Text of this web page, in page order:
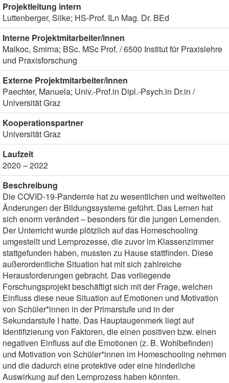
Projektleitung intern
Luttenberger, Silke; HS-Prof. ILn Mag. Dr. BEd
Interne Projektmitarbeiter/innen
Malkoc, Smirna; BSc. MSc Prof. / 6500 Institut für Praxislehre
und Praxisforschung
Externe Projektmitarbeiter/innen
Paechter, Manuela; Univ.-Prof.in Dipl.-Psych.in Dr.in /
Universität Graz
Kooperationspartner
Universität Graz
Laufzeit
2020 – 2022
Beschreibung
Die COVID-19-Pandemie hat zu wesentlichen und weltweiten
Änderungen der Bildungssysteme geführt. Das Lernen hat
sich enorm verändert – besonders für die jungen Lernenden.
Der Unterricht wurde plötzlich auf das Homeschooling
umgestellt und Lernprozesse, die zuvor im Klassenzimmer
stattgefunden haben, mussten zu Hause stattfinden. Diese
außerordentliche Situation hat mit sich zahlreiche
Herausforderungen gebracht. Das vorliegende
Forschungsprojekt beschäftigt sich mit der Frage, welchen
Einfluss diese neue Situation auf Emotionen und Motivation
von Schüler*innen in der Primarstufe und in der
Sekundarstufe I hatte. Das Hauptaugenmerk liegt auf
Identifizierung von Faktoren, die einen positiven bzw. einen
negativen Einfluss auf die Emotionen (z. B. Wohlbefinden)
und Motivation von Schüler*innen im Homeschooling nehmen
und die dadurch eine protektive oder eine hinderliche
Auswirkung auf den Lernprozess haben könnten.